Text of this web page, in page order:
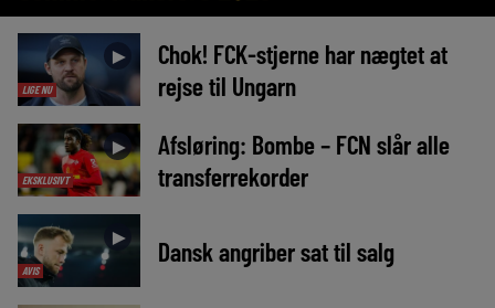
LIGE NU
►
Chok! FCK-stjerne har nægtet at
rejse til Ungarn
EKSKLUSIVT
►
Afsløring: Bombe – FCN slår alle
transferrekorder
AVIS
► Dansk angriber sat til salg